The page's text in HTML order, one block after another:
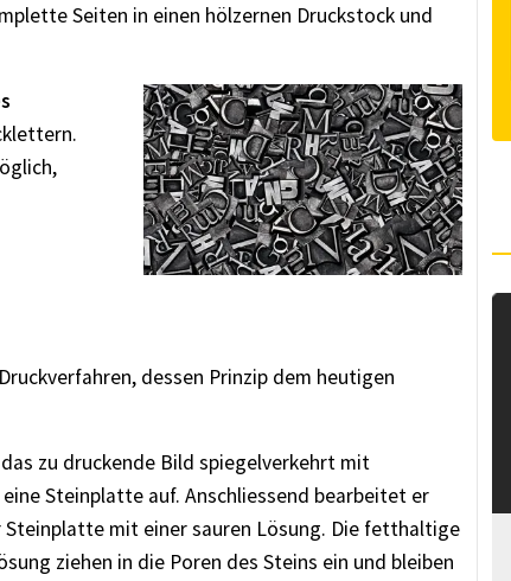
Seiten in einen hölzernen Druckstock und
dessen Prinzip dem heutigen
zu druckende Bild spiegelverkehrt mit
Steinplatte auf. Anschliessend bearbeitet er
mit einer sauren Lösung. Die fetthaltige
ziehen in die Poren des Steins ein und bleiben